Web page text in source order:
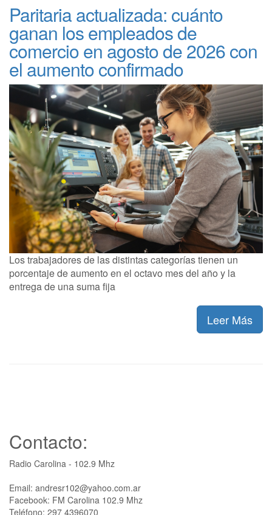
Paritaria actualizada: cuánto
ganan los empleados de
comercio en agosto de 2026 con
el aumento confirmado
Los trabajadores de las distintas categorías tienen un
porcentaje de aumento en el octavo mes del año y la
entrega de una suma fija
Leer Más
Contacto:
Radio Carolina - 102.9 Mhz
Email: andresr102@yahoo.com.ar
Facebook: FM Carolina 102.9 Mhz
Teléfono: 297 4396070